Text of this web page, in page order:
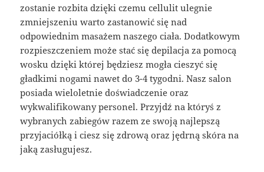
zostanie rozbita dzięki czemu cellulit ulegnie
zmniejszeniu warto zastanowić się nad
odpowiednim masażem naszego ciała. Dodatkowym
rozpieszczeniem może stać się depilacja za pomocą
wosku dzięki której będziesz mogła cieszyć się
gładkimi nogami nawet do 3-4 tygodni. Nasz salon
posiada wieloletnie doświadczenie oraz
wykwalifikowany personel. Przyjdź na któryś z
wybranych zabiegów razem ze swoją najlepszą
przyjaciółką i ciesz się zdrową oraz jędrną skóra na
jaką zasługujesz.